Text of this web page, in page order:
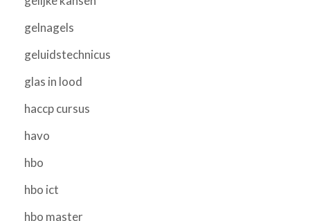
gelnagels
geluidstechnicus
glas in lood
haccp cursus
havo
hbo
hbo ict
hbo master